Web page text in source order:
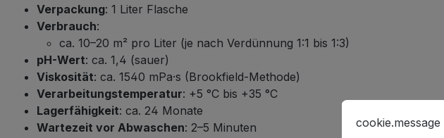
Verpackung: 1 Liter Flasche
Verbrauch:
ca. 10–20 m² pro Liter (je nach Verdünnung 1:1 bis 1:3)
pH-Wert: ca. 1,4 (sauer)
Viskosität: ca. 1540 mPa·s (Brookfield-Methode)
Verarbeitungstemperatur: +5 °C bis +35 °C
Lagerfähigkeit: ca. 24 Monate
Wartezeit vor Abwaschen: 2–5 Minuten
Cookie-
Diese Website
cookie.message